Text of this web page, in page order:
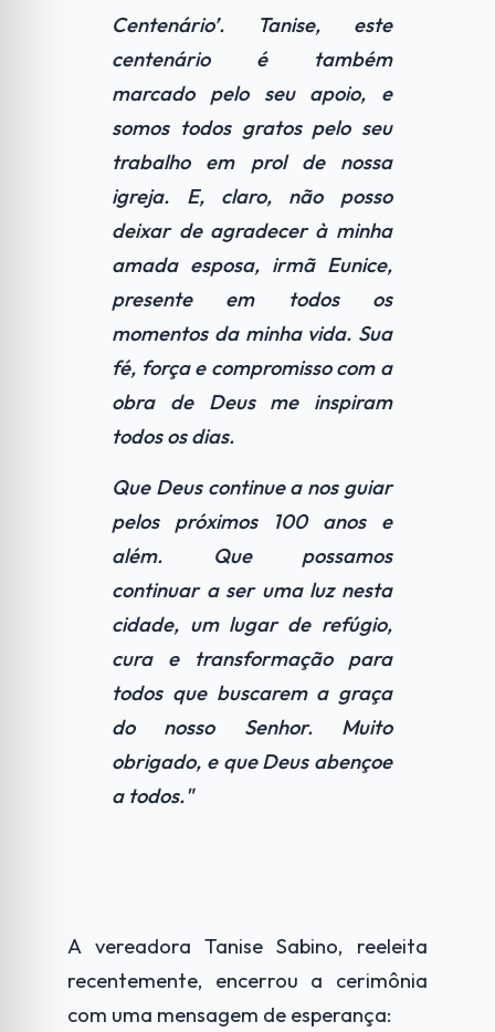
Centenário’. Tanise, este
centenário é também
marcado pelo seu apoio, e
somos todos gratos pelo seu
trabalho em prol de nossa
igreja. E, claro, não posso
deixar de agradecer à minha
amada esposa, irmã Eunice,
presente em todos os
momentos da minha vida. Sua
fé, força e compromisso com a
obra de Deus me inspiram
todos os dias.
Que Deus continue a nos guiar
pelos próximos 100 anos e
além. Que possamos
continuar a ser uma luz nesta
cidade, um lugar de refúgio,
cura e transformação para
todos que buscarem a graça
do nosso Senhor. Muito
obrigado, e que Deus abençoe
a todos."
A vereadora Tanise Sabino, reeleita
recentemente, encerrou a cerimônia
com uma mensagem de esperança: